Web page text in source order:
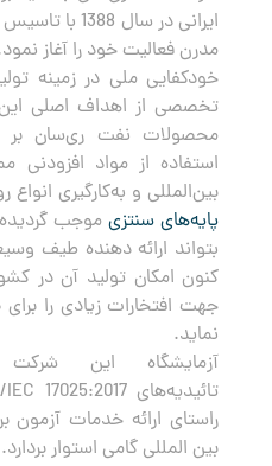
ایرانی در سال
مدرن فعالیت خود را آغاز
خودکفایی ملی در زمینه
تخصصی از اهداف اصلی
محصولات نفت ری‌سان بر
استفاده از مواد افزودنی
بین‌المللی و به‌کارگیری
پایه‌های سنتزیموجب
بتواند ارائه دهنده طیف
کنون امکان تولید آن در
جهت افتخارات زیادی را
نماید.
آزمایشگاه این
راستای ارائه خدمات آزمون
بین المللی گامی استوار بردارد.